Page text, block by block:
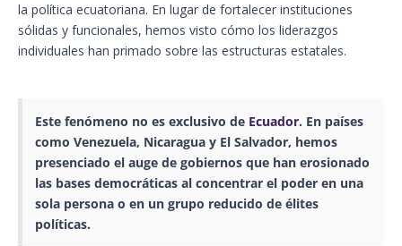
la política ecuatoriana. En lugar de fortalecer instituciones
sólidas y funcionales, hemos visto cómo los liderazgos
individuales han primado sobre las estructuras estatales.
Este fenómeno no es exclusivo de Ecuador. En países
como Venezuela, Nicaragua y El Salvador, hemos
presenciado el auge de gobiernos que han erosionado
las bases democráticas al concentrar el poder en una
sola persona o en un grupo reducido de élites
políticas.